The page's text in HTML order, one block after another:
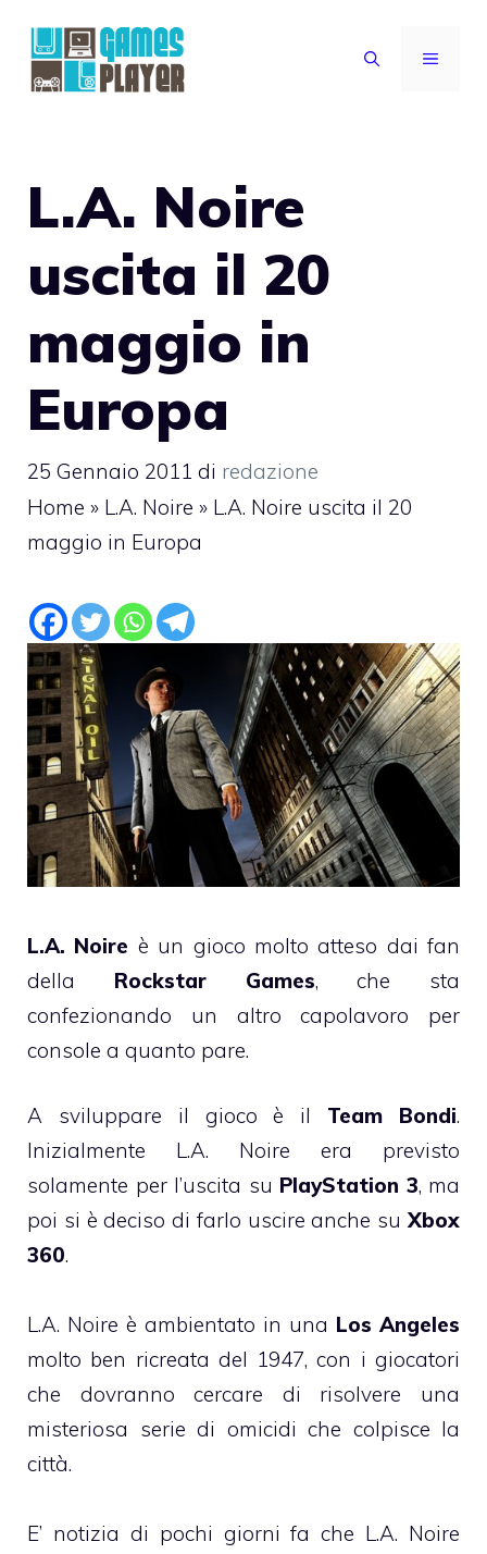
contenuto
MENU
L.A. Noire
uscita il 20
maggio in
Europa
25 Gennaio 2011 di redazione
Home » L.A. Noire » L.A. Noire uscita il 20
maggio in Europa
L.A. Noire è un gioco molto atteso dai fan
della Rockstar Games, che sta
confezionando un altro capolavoro per
console a quanto pare.
A sviluppare il gioco è il Team Bondi.
Inizialmente L.A. Noire era previsto
solamente per l’uscita su PlayStation 3, ma
poi si è deciso di farlo uscire anche suXbox
360.
L.A. Noire è ambientato in una Los Angeles
molto ben ricreata del 1947, con i giocatori
che dovranno cercare di risolvere una
misteriosa serie di omicidi che colpisce la
città.
E’ notizia di pochi giorni fa che L.A. Noire